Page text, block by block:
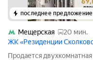
последнее предложение
Мещерская
20 мин.
ЖК «Резиденции
Продается